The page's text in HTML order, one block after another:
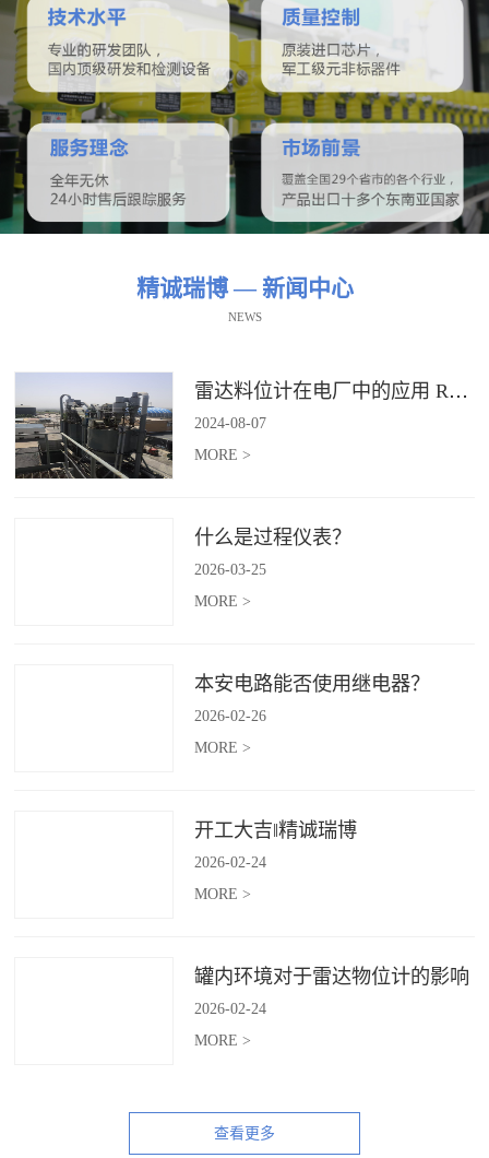
精诚瑞博 — 新闻中心
NEWS
雷达料位计在电厂中的应用 RBRDZB-71-6-C
2024-08-07
MORE >
什么是过程仪表？
2026-03-25
MORE >
本安电路能否使用继电器？
2026-02-26
MORE >
开工大吉‖精诚瑞博
2026-02-24
MORE >
罐内环境对于雷达物位计的影响
2026-02-24
MORE >
查看更多